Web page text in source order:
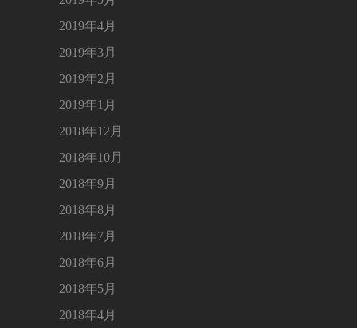
2019年4月
2019年3月
2019年2月
2019年1月
2018年12月
2018年10月
2018年9月
2018年8月
2018年7月
2018年6月
2018年5月
2018年4月